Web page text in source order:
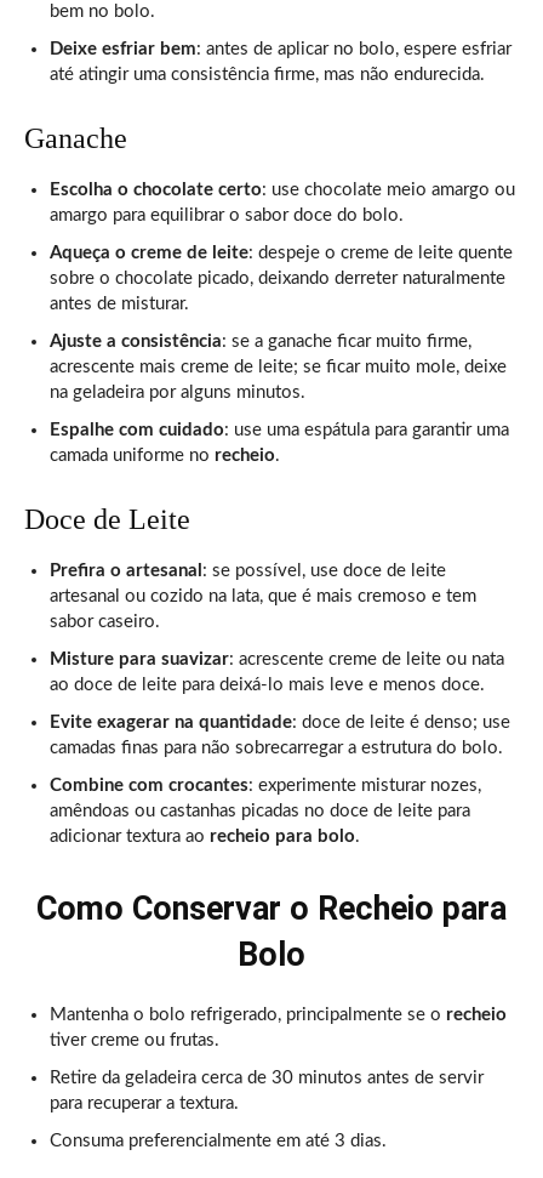
bem no bolo.
Deixe esfriar bem: antes de aplicar no bolo, espere esfriar
até atingir uma consistência firme, mas não endurecida.
Ganache
Escolha o chocolate certo: use chocolate meio amargo ou
amargo para equilibrar o sabor doce do bolo.
Aqueça o creme de leite: despeje o creme de leite quente
sobre o chocolate picado, deixando derreter naturalmente
antes de misturar.
Ajuste a consistência: se a ganache ficar muito firme,
acrescente mais creme de leite; se ficar muito mole, deixe
na geladeira por alguns minutos.
Espalhe com cuidado: use uma espátula para garantir uma
camada uniforme no recheio.
Doce de Leite
Prefira o artesanal : se possível, use doce de leite
artesanal ou cozido na lata, que é mais cremoso e tem
sabor caseiro.
Misture para suavizar: acrescente creme de leite ou nata
ao doce de leite para deixá-lo mais leve e menos doce.
Evite exagerar na quantidade: doce de leite é denso; use
camadas finas para não sobrecarregar a estrutura do bolo.
Combine com crocantes: experimente misturar nozes,
amêndoas ou castanhas picadas no doce de leite para
adicionar textura ao recheio para bolo.
Como Conservar o Recheio para
Bolo
Mantenha o bolo refrigerado, principalmente se o recheio
tiver creme ou frutas.
Retire da geladeira cerca de 30 minutos antes de servir
para recuperar a textura.
Consuma preferencialmente em até 3 dias.